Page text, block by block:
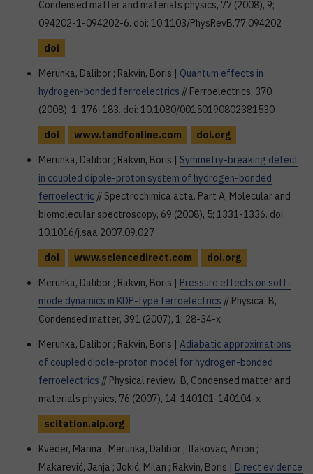
Condensed matter and materials physics, 77 (2008), 9;
094202-1-094202-6. doi: 10.1103/PhysRevB.77.094202
doi
Merunka, Dalibor ; Rakvin, Boris | Quantum effects in
hydrogen-bonded ferroelectrics // Ferroelectrics, 370
(2008), 1; 176-183. doi: 10.1080/00150190802381530
doi
www.tandfonline.com
doi.org
Merunka, Dalibor ; Rakvin, Boris | Symmetry-breaking defect
in coupled dipole-proton system of hydrogen-bonded
ferroelectric // Spectrochimica acta. Part A, Molecular and
biomolecular spectroscopy, 69 (2008), 5; 1331-1336. doi:
10.1016/j.saa.2007.09.027
doi
www.sciencedirect.com
doi.org
Merunka, Dalibor ; Rakvin, Boris | Pressure effects on soft-
mode dynamics in KDP-type ferroelectrics // Physica. B,
Condensed matter, 391 (2007), 1; 28-34-x
Merunka, Dalibor ; Rakvin, Boris | Adiabatic approximations
of coupled dipole-proton model for hydrogen-bonded
ferroelectrics // Physical review. B, Condensed matter and
materials physics, 76 (2007), 14; 140101-140104-x
scitation.aip.org
Kveder, Marina ; Merunka, Dalibor ; Ilakovac, Amon ;
Makarević, Janja ; Jokić, Milan ; Rakvin, Boris | Direct evidence